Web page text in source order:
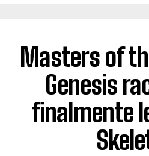
Masters of
Genesis
finalmente